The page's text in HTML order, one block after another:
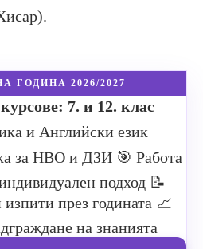
ГОДИНА 2026/2027
7. и 12. клас
и Английски език
за НВО и ДЗИ 🎯 Работа
подход 📝
през годината 📈
на знанията